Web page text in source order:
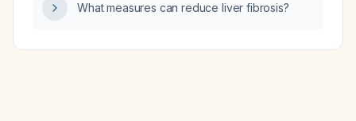
What measures can reduce liver fibrosis?